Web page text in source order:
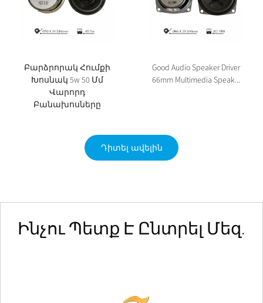
Բարձրորակ Հումքի
Խոսնակ 5w 50 Մմ
Վարորդ
Բանախոսները
Good Audio Speaker Driver
66mm Multimedia Speak...
Դիտել ավելին
Ինչու Պետք Է Ընտրել Մեզ.